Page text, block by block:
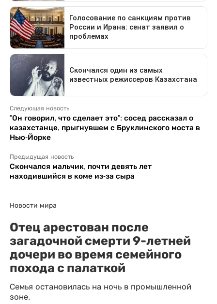
Следующая новость
"Он говорил, что сделает это": сосед рассказал о
казахстанце, прыгнувшем с Бруклинского моста в
Нью-Йорке
Предыдущая новость
Скончался мальчик, почти девять лет
находившийся в коме из-за сыра
Новости мира
Отец арестован после
загадочной смерти 9-летней
дочери во время семейного
похода с палаткой
Семья остановилась на ночь в промышленной
зоне.